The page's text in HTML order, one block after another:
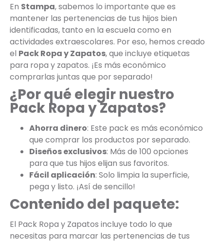
En Stampa, sabemos lo importante que es
mantener las pertenencias de tus hijos bien
identificadas, tanto en la escuela como en
actividades extraescolares. Por eso, hemos creado
el Pack Ropa y Zapatos, que incluye etiquetas
para ropa y zapatos. ¡Es más económico
comprarlas juntas que por separado!
¿Por qué elegir nuestro
Pack Ropa y Zapatos?
Ahorra dinero: Este pack es más económico
que comprar los productos por separado.
Diseños exclusivos: Más de 100 opciones
para que tus hijos elijan sus favoritos.
Fácil aplicación: Solo limpia la superficie,
pega y listo. ¡Así de sencillo!
Contenido del paquete:
El Pack Ropa y Zapatos incluye todo lo que
necesitas para marcar las pertenencias de tus